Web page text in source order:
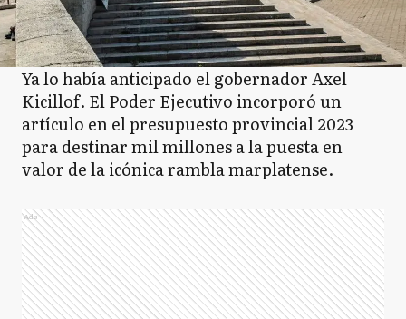
Ya lo había anticipado el gobernador Axel
Kicillof. El Poder Ejecutivo incorporó un
artículo en el presupuesto provincial 2023
para destinar mil millones a la puesta en
valor de la icónica rambla marplatense.
Ads